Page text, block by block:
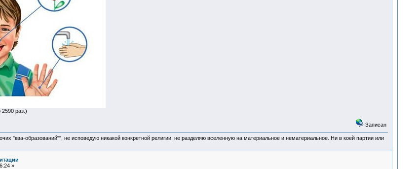
раз.)
Записан
"ква-образований"", не исповедую никакой конкретной религии, не разделяю вселенную на материальное и нематериальное. Ни в коей партии или
»